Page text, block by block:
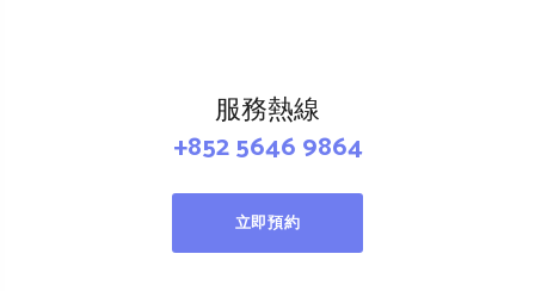
服務熱線
+852 5646 9864
立即預約